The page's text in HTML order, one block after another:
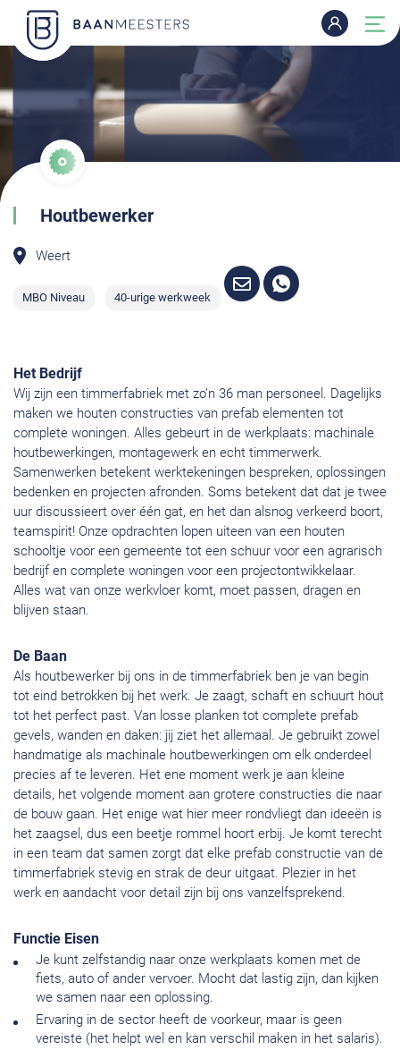
Houtbewerker
Weert
MBO Niveau 40-urige werkweek
Het Bedrijf
Wij zijn een timmerfabriek met zo’n 36 man personeel. Dagelijks
maken we houten constructies van prefab elementen tot
complete woningen. Alles gebeurt in de werkplaats: machinale
houtbewerkingen, montagewerk en echt timmerwerk.
Samenwerken betekent werktekeningen bespreken, oplossingen
bedenken en projecten afronden. Soms betekent dat dat je twee
uur discussieert over één gat, en het dan alsnog verkeerd boort,
teamspirit! Onze opdrachten lopen uiteen van een houten
schooltje voor een gemeente tot een schuur voor een agrarisch
bedrijf en complete woningen voor een projectontwikkelaar.
Alles wat van onze werkvloer komt, moet passen, dragen en
blijven staan.
De Baan
Als houtbewerker bij ons in de timmerfabriek ben je van begin
tot eind betrokken bij het werk. Je zaagt, schaft en schuurt hout
tot het perfect past. Van losse planken tot complete prefab
gevels, wanden en daken: jij ziet het allemaal. Je gebruikt zowel
handmatige als machinale houtbewerkingen om elk onderdeel
precies af te leveren. Het ene moment werk je aan kleine
details, het volgende moment aan grotere constructies die naar
de bouw gaan. Het enige wat hier meer rondvliegt dan ideeën is
het zaagsel, dus een beetje rommel hoort erbij. Je komt terecht
in een team dat samen zorgt dat elke prefab constructie van de
timmerfabriek stevig en strak de deur uitgaat. Plezier in het
werk en aandacht voor detail zijn bij ons vanzelfsprekend.
Functie Eisen
Je kunt zelfstandig naar onze werkplaats komen met de
fiets, auto of ander vervoer. Mocht dat lastig zijn, dan kijken
we samen naar een oplossing.
Ervaring in de sector heeft de voorkeur, maar is geen
vereiste (het helpt wel en kan verschil maken in het salaris).